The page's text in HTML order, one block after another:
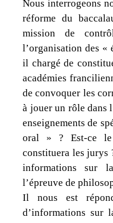
Nous interrogeons
réforme du
mission de
l’organisation des «
il chargé de
académies
de convoquer les
à jouer un rôle dans
enseignements de
oral » ? Est-ce le
constituera les jurys
informations sur
l’épreuve de
Il nous est
d’informations sur